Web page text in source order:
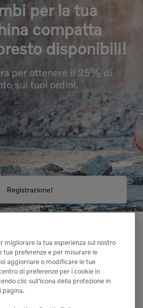
per la tua
compatta
disponibili!
per ottenere il 25% di
sui tuoi ordini.
Registrazione!
migliorare la tua esperienza sul nostro
tue preferenze e per misurare le
aggiornare o modificare le tue
di preferenze per i cookie in
clic sull'icona della protezione in
pagina.